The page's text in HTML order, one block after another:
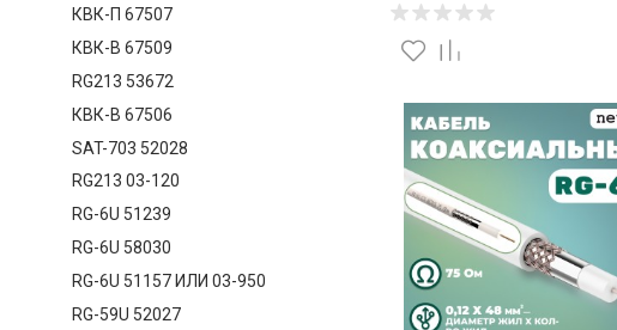
КВК-П 67507
КВК-В 67509
RG213 53672
КВК-В 67506
SAT-703 52028
RG213 03-120
RG-6U 51239
RG-6U 58030
RG-6U 51157 ИЛИ 03-950
RG-59U 52027